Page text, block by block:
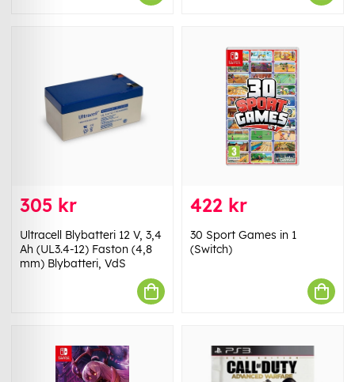
305 kr
Ultracell Blybatteri 12 V, 3,4
Ah (UL3.4-12) Faston (4,8
mm) Blybatteri, VdS
422 kr
30 Sport Games in 1
(Switch)